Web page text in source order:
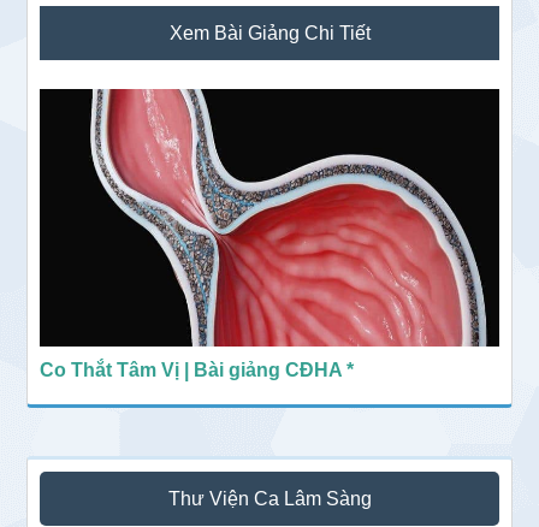
Sidebar
chính
Xem Bài Giảng Chi Tiết
Co Thắt Tâm Vị | Bài giảng CĐHA *
Thư Viện Ca Lâm Sàng